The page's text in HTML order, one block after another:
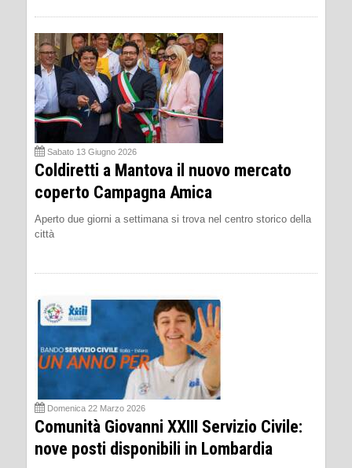
Sabato 13 Giugno 2026
Coldiretti a Mantova il nuovo mercato
coperto Campagna Amica
Aperto due giorni a settimana si trova nel centro storico della
città
Domenica 22 Marzo 2026
Comunità Giovanni XXIII Servizio Civile:
nove posti disponibili in Lombardia